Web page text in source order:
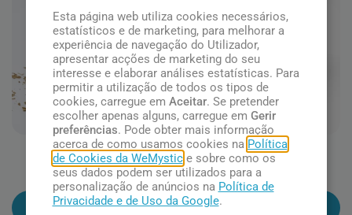
Sálvia para Banho
R$ 38,90
Adicionar ao carrinho
Rosas para Banho
R$ 46,90
Adicionar ao carrinho
Esta página web utiliza cookies necessários,
estatísticos e de marketing, para melhorar a
experiência de navegação do Utilizador,
apresentar acções de marketing do seu
interesse e elaborar análises estatísticas. Para
permitir a utilização de todos os tipos de
cookies, carregue em Aceitar. Se pretender
escolher apenas alguns, carregue em Gerir
preferências. Pode obter mais informação
acerca de como usamos cookies na Política
de Cookies da WeMystice sobre como os
seus dados podem ser utilizados para a
personalização de anúncios na Política de
Privacidade e de Uso da Google.